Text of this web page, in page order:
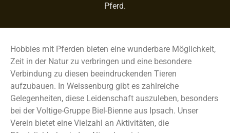
Pferd.
Hobbies mit Pferden bieten eine wunderbare Möglichkeit,
Zeit in der Natur zu verbringen und eine besondere
Verbindung zu diesen beeindruckenden Tieren
aufzubauen. In Weissenburg gibt es zahlreiche
Gelegenheiten, diese Leidenschaft auszuleben, besonders
bei der Voltige-Gruppe Biel-Bienne aus Ipsach. Unser
Verein bietet eine Vielzahl an Aktivitäten, die